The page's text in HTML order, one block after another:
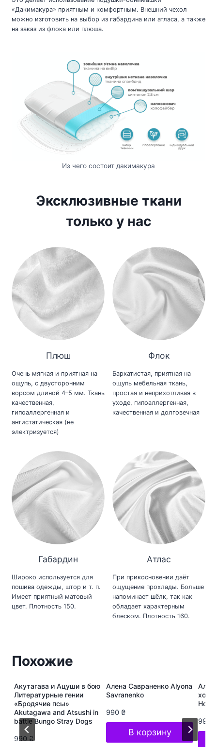
«Дакимакура» приятным и комфортным. Внешний чехол
можно изготовить на выбор из габардина или атласа, а также
на заказ из флока или плюша.
Из чего состоит дакимакура
Эксклюзивные ткани
только у нас
Плюш
Очень мягкая и приятная на
ощупь, с двусторонним
ворсом длиной 4–5 мм. Ткань
качественная,
гипоаллергенная и
антистатическая (не
электризуется)
Флок
Бархатистая, приятная на
ощупь мебельная ткань,
простая и неприхотливая в
уходе, гипоаллергенная,
качественная и долговечная
Габардин
Широко используется для
пошива одежды, штор и т. п.
Имеет приятный матовый
цвет. Плотность 150.
Атлас
При прикосновении даёт
ощущение прохлады. Больше
напоминает шёлк, так как
обладает характерным
блеском. Плотность 160.
Похожие
Акутагава и Ацуши в бою
Литературные гении
«Бродячие псы»
Akutagawa and Atsushi in
battle Bungo Stray Dogs
990 ₴
Алена Савраненко Alyona
Savranenko
990 ₴
В корзину
хоп
Hop
990